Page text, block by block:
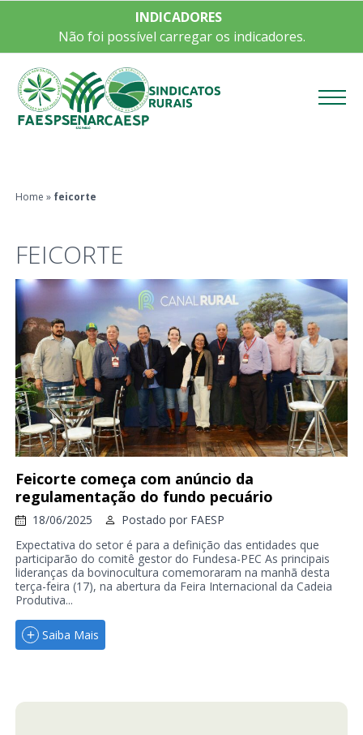
INDICADORES
Não foi possível carregar os indicadores.
Home » feicorte
FEICORTE
Feicorte começa com anúncio da
regulamentação do fundo pecuário
18/06/2025 Postado por FAESP
Expectativa do setor é para a definição das entidades que
participarão do comitê gestor do Fundesa-PEC As principais
lideranças da bovinocultura comemoraram na manhã desta
terça-feira (17), na abertura da Feira Internacional da Cadeia
Produtiva...
Saiba Mais